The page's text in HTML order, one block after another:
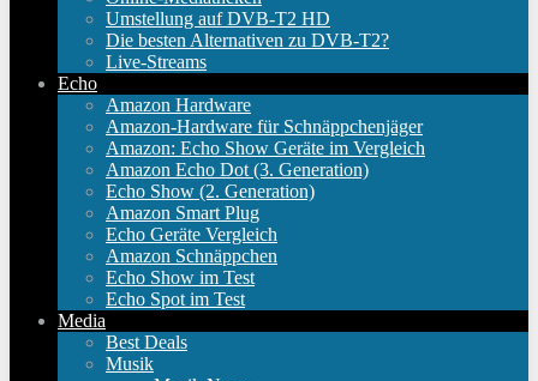
Umstellung auf DVB-T2 HD
Die besten Alternativen zu DVB-T2?
Live-Streams
Echo
Amazon Hardware
Amazon-Hardware für Schnäppchenjäger
Amazon: Echo Show Geräte im Vergleich
Amazon Echo Dot (3. Generation)
Echo Show (2. Generation)
Amazon Smart Plug
Echo Geräte Vergleich
Amazon Schnäppchen
Echo Show im Test
Echo Spot im Test
Media
Best Deals
Musik